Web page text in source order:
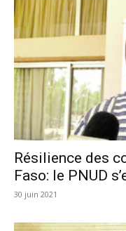
Résilience des
Faso: le PNUD
30 juin 2021